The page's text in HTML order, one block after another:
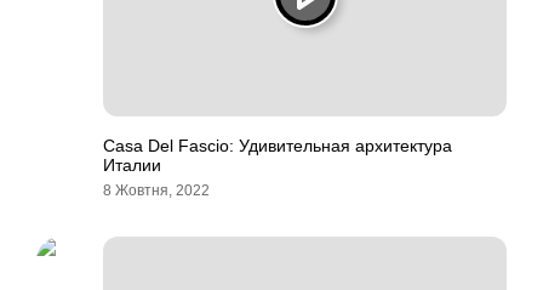
Casa Del Fascio: Удивительная архитектура
Италии
8 Жовтня, 2022